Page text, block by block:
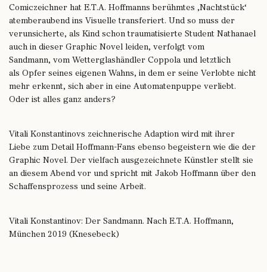
Comiczeichner hat E.T.A. Hoffmanns berühmtes ‚Nachtstück‘
atemberaubend ins Visuelle transferiert. Und so muss der
verunsicherte, als Kind schon traumatisierte Student Nathanael
auch in dieser Graphic Novel leiden, verfolgt vom
Sandmann, vom Wetterglashändler Coppola und letztlich
als Opfer seines eigenen Wahns, in dem er seine Verlobte nicht
mehr erkennt, sich aber in eine Automatenpuppe verliebt.
Oder ist alles ganz anders?
Vitali Konstantinovs zeichnerische Adaption wird mit ihrer
Liebe zum Detail Hoffmann-Fans ebenso begeistern wie die der
Graphic Novel. Der vielfach ausgezeichnete Künstler stellt sie
an diesem Abend vor und spricht mit Jakob Hoffmann über den
Schaffensprozess und seine Arbeit.
Vitali Konstantinov: Der Sandmann. Nach E.T.A. Hoffmann,
München 2019 (Knesebeck)